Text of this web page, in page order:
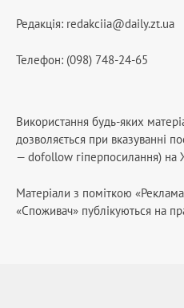
Редакція: redakciia@daily.zt.ua
Телефон: (098) 748-24-65
Використання будь-яких
дозволяється при вказуванні
— dofollow гіперпосилання)
Матеріали з поміткою
«Споживач» публікуються на